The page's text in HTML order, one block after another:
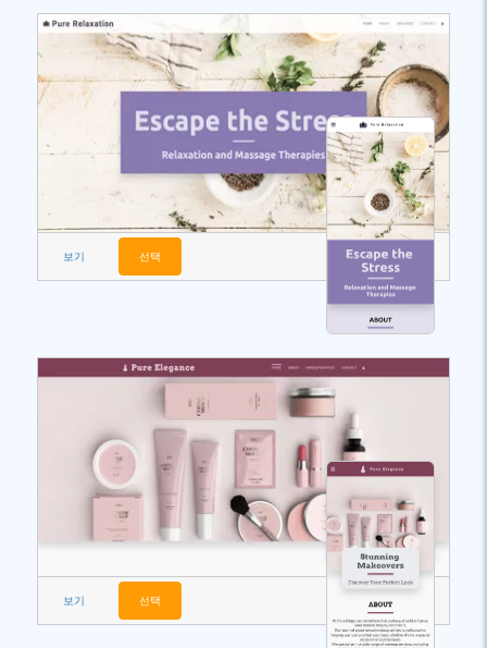
보기 선택
보기 선택